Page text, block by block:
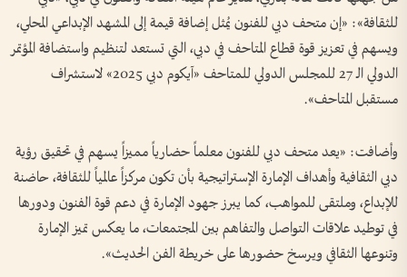
للثقافة»: «إن متحف دبي للفنون يُمثل إضافة قيمة إلى المشهد الإبداعي المحلي،
ويسهم في تعزيز قوة قطاع المتاحف في دبي، التي تستعد لتنظيم واستضافة المؤتمر
الدولي الـ 27 للمجلس الدولي للمتاحف «آيكوم دبي 2025» لاستشراف
مستقبل المتاحف».
وأضافت: «يعد متحف دبي للفنون معلماً حضارياً مميزاً يسهم في تحقيق رؤية
دبي الثقافية وأهداف الإمارة الإستراتيجية بأن تكون مركزاً عالمياً للثقافة، حاضنة
للإبداع، وملتقى للمواهب، كما يبرز جهود الإمارة في دعم قوة الفنون ودورها
في توطيد علاقات التواصل والتفاهم بين المجتمعات، ما يعكس تميز الإمارة
وتنوعها الثقافي ويرسخ حضورها على خريطة الفن الحديث».